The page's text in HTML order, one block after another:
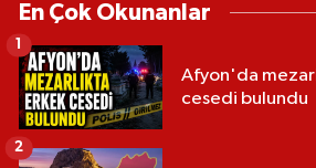
En Çok Okunanlar
Afyon'da
cesedi bulundu
1
2